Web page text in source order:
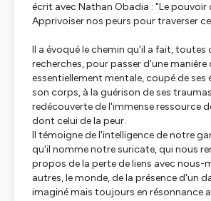
écrit avec Nathan Obadia : "Le pouvoir
Apprivoiser nos peurs pour traverser ce
Il a évoqué le chemin qu'il a fait, toutes
recherches, pour passer d'une
essentiellement mentale, coupé de
son corps, à la guérison de ses
redécouverte de l'immense ressource
dont celui de la peur.
Il témoigne de l'intelligence de notre
qu'il nomme notre suricate, qui nous
propos de la perte de liens avec nous-
autres, le monde, de la présence d'un
imaginé mais toujours en résonnance